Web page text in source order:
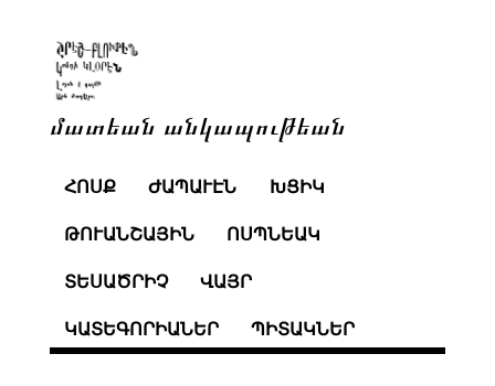
մատեան անկապութեան
ՀՈՍՔ ԺԱՊԱՒԷՆ ԽՑԻԿ
ԹՈՒԱՆՇԱՅԻՆ ՈՍՊՆԵԱԿ
ՏԵՍԱԾՐԻՉ ՎԱՅՐ
ԿԱՏԵԳՈՐԻԱՆԵՐ ՊԻՏԱԿՆԵՐ